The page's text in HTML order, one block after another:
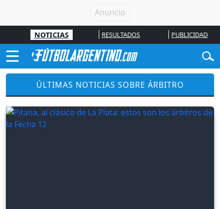
NOTICIAS RESULTADOS PUBLICIDAD
ÚLTIMAS NOTICIAS SOBRE ÁRBITRO